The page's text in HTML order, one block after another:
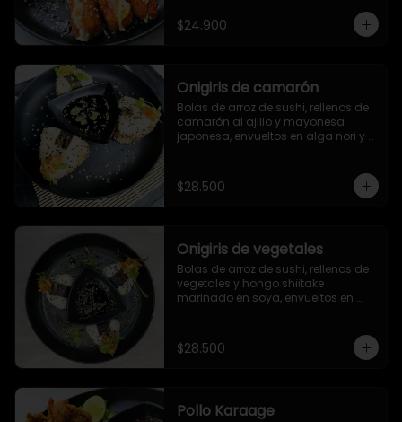
$24.900
Onigiris de camarón
Bolas de arroz de sushi, rellenos de
camarón al ajillo y mayonesa
japonesa, envueltos en alga nori y
$28.500
Onigiris de vegetales
Bolas de arroz de sushi, rellenos de
vegetales y hongo shiitake
marinado en soya, envueltos en
$28.500
Pollo Karaage